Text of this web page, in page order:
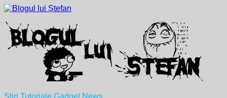
Skip
content
Stiri,Tutoriale,Gadget,News